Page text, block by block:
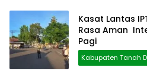
Kasat Lantas
Rasa Aman
Pagi
Kabupaten Tanah